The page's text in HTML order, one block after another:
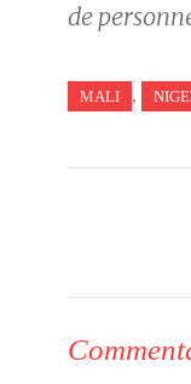
de
MALI ,